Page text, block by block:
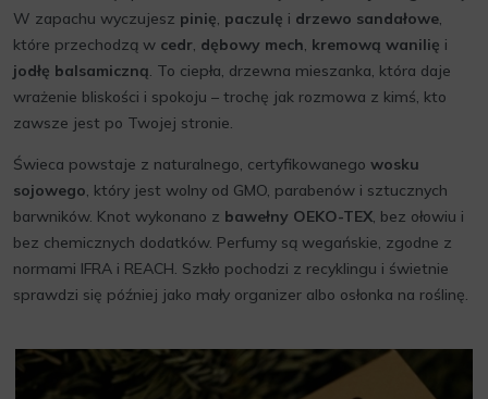
W zapachu wyczujesz pinię, paczulę i drzewo sandałowe,
które przechodzą w cedr, dębowy mech, kremową wanilię i
jodłę balsamiczną. To ciepła, drzewna mieszanka, która daje
wrażenie bliskości i spokoju – trochę jak rozmowa z kimś, kto
zawsze jest po Twojej stronie.
Świeca powstaje z naturalnego, certyfikowanego wosku
sojowego, który jest wolny od GMO, parabenów i sztucznych
barwników. Knot wykonano z bawełny OEKO-TEX, bez ołowiu i
bez chemicznych dodatków. Perfumy są wegańskie, zgodne z
normami IFRA i REACH. Szkło pochodzi z recyklingu i świetnie
sprawdzi się później jako mały organizer albo osłonka na roślinę.